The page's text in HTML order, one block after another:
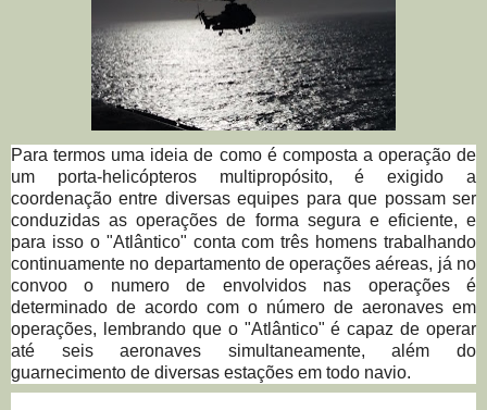
Para termos uma ideia de como é composta a operação de
um porta-helicópteros multipropósito, é exigido a
coordenação entre diversas equipes para que possam ser
conduzidas as operações de forma segura e eficiente, e
para isso o "Atlântico" conta com três homens trabalhando
continuamente no departamento de operações aéreas, já no
convoo o numero de envolvidos nas operações é
determinado de acordo com o número de aeronaves em
operações, lembrando que o "Atlântico" é capaz de operar
até seis aeronaves simultaneamente, além do
guarnecimento de diversas estações em todo navio.